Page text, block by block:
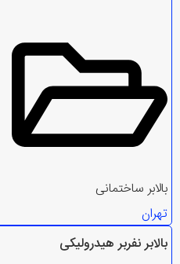
بالابر ساختمانی
تهران
بالابر نفربر هیدرولیکی